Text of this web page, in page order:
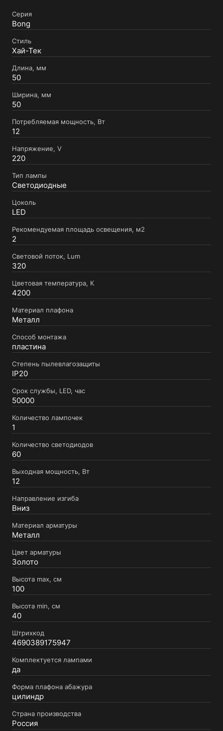
Серия
Bong
Стиль
Хай-Тек
Длина, мм
50
Ширина, мм
50
Потребляемая мощность, Вт
12
Напряжение, V
220
Тип лампы
Светодиодные
Цоколь
LED
Рекомендуемая площадь освещения, м2
2
Световой поток, Lum
320
Цветовая температура, К
4200
Материал плафона
Металл
Способ монтажа
пластина
Степень пылевлагозащиты
IP20
Срок службы, LED, час
50000
Количество лампочек
1
Количество светодиодов
60
Выходная мощность, Вт
12
Направление изгиба
Вниз
Материал арматуры
Металл
Цвет арматуры
Золото
Высота max, см
100
Высота min, см
40
Штрихкод
4690389175947
Комплектуется лампами
да
Форма плафона абажура
цилиндр
Страна производства
Россия